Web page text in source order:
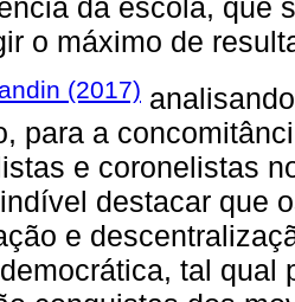
da escola, que
o máximo de
(2017)
para a
e coronelistas
destacar que
e
tal qual